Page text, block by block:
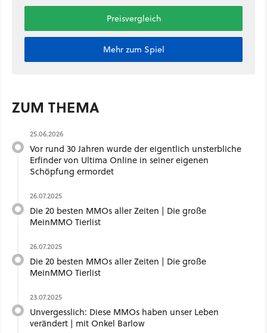
Preisvergleich
Mehr zum Spiel
ZUM THEMA
25.06.2026
Vor rund 30 Jahren wurde der eigentlich unsterbliche
Erfinder von Ultima Online in seiner eigenen
Schöpfung ermordet
26.07.2025
Die 20 besten MMOs aller Zeiten | Die große
MeinMMO Tierlist
26.07.2025
Die 20 besten MMOs aller Zeiten | Die große
MeinMMO Tierlist
23.07.2025
Unvergesslich: Diese MMOs haben unser Leben
verändert | mit Onkel Barlow